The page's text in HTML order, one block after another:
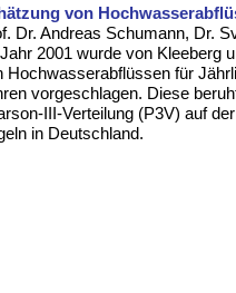
von
Dr. Andreas Schumann, Dr.
2001 wurde von Kleeberg
Hochwasserabflüssen für
vorgeschlagen. Diese
III-Verteilung (P3V) auf
in Deutschland.